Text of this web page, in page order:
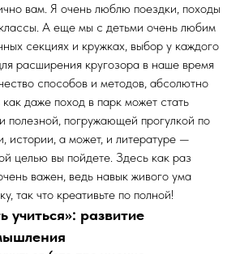
вам. Я очень люблю поездки, походы
А еще мы с детьми очень любим
секциях и кружках, выбор у каждого
расширения кругозора в наше время
способов и методов, абсолютно
даже поход в парк может стать
полезной, погружающей прогулкой по
истории, а может, и литературе —
целью вы пойдете. Здесь как раз
важен, ведь навык живого ума
так что креативьте по полной!
учиться»: развитие